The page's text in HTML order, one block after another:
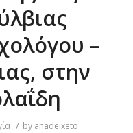
–
στην
/ by anadeixeto